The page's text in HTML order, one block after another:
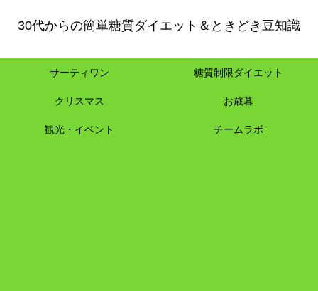
30代からの簡単糖質ダイエット＆ときどき豆知識
サーティワン 糖質制限ダイエット
クリスマス お歳暮
観光・イベント チームラボ